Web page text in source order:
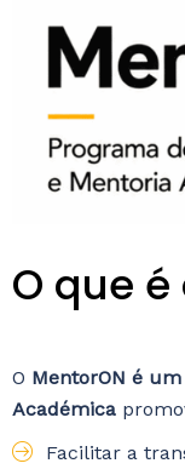
O que
O MentorON é
Académica
Facilitar a